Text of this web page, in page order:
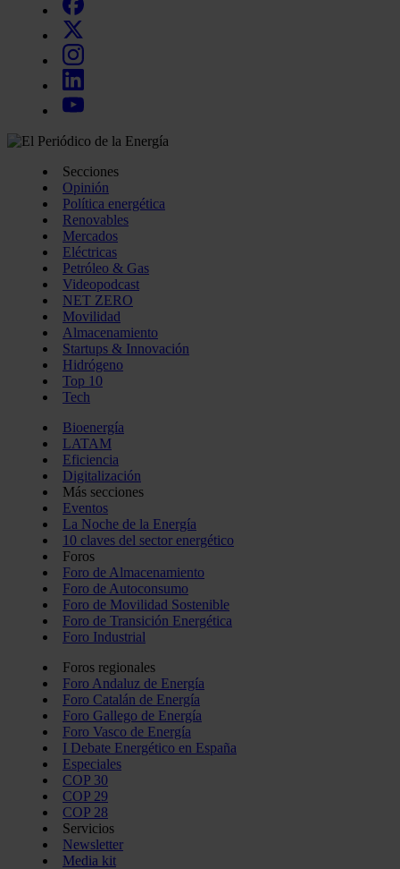
Secciones
Opinión
Política energética
Renovables
Mercados
Eléctricas
Petróleo & Gas
Videopodcast
NET ZERO
Movilidad
Almacenamiento
Startups & Innovación
Hidrógeno
Top 10
Tech
Bioenergía
LATAM
Eficiencia
Digitalización
Más secciones
Eventos
La Noche de la Energía
10 claves del sector energético
Foros
Foro de Almacenamiento
Foro de Autoconsumo
Foro de Movilidad Sostenible
Foro de Transición Energética
Foro Industrial
Foros regionales
Foro Andaluz de Energía
Foro Catalán de Energía
Foro Gallego de Energía
Foro Vasco de Energía
I Debate Energético en España
Especiales
COP 30
COP 29
COP 28
Servicios
Newsletter
Media kit